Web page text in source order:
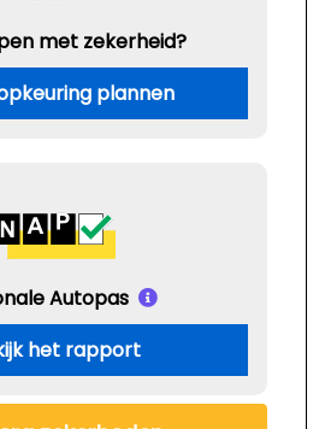
met zekerheid?
plannen
Autopas
het rapport